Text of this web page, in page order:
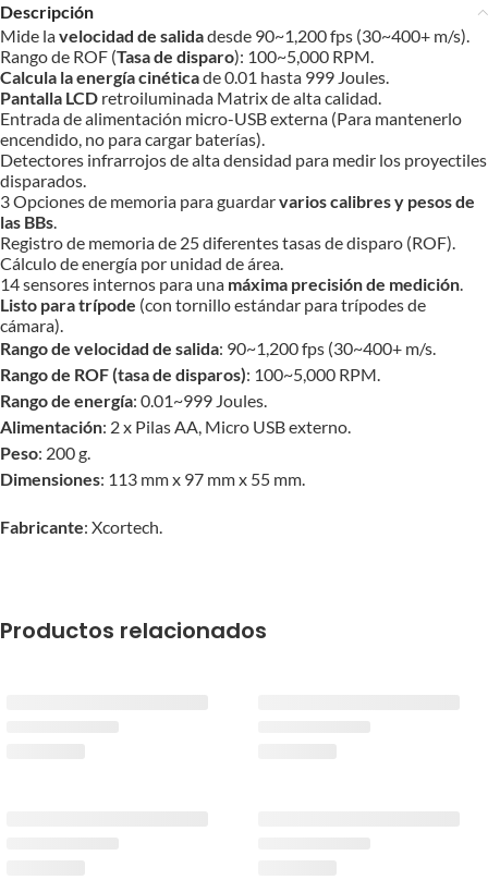
Descripción
Mide lavelocidad de salidadesde 90~1,200 fps (30~400+ m/s).
Rango de ROF (Tasa de disparo): 100~5,000 RPM.
Calcula la energía cinéticade 0.01 hasta 999 Joules.
Pantalla LCD retroiluminada Matrix de alta calidad.
Entrada de alimentación micro-USB externa (Para mantenerlo
encendido, no para cargar baterías).
Detectores infrarrojos de alta densidad para medir los proyectiles
disparados.
3 Opciones de memoria para guardarvarios calibres y pesos de
las BBs.
Registro de memoria de 25 diferentes tasas de disparo (ROF).
Cálculo de energía por unidad de área.
14 sensores internos para una máxima precisión de medición.
Listo para trípode (con tornillo estándar para trípodes de
cámara).
Rango de velocidad de salida: 90~1,200 fps (30~400+ m/s.
Rango de ROF (tasa de disparos): 100~5,000 RPM.
Rango de energía: 0.01~999 Joules.
Alimentación: 2 x Pilas AA, Micro USB externo.
Peso: 200 g.
Dimensiones: 113 mm x 97 mm x 55 mm.
Fabricante: Xcortech.
Productos relacionados